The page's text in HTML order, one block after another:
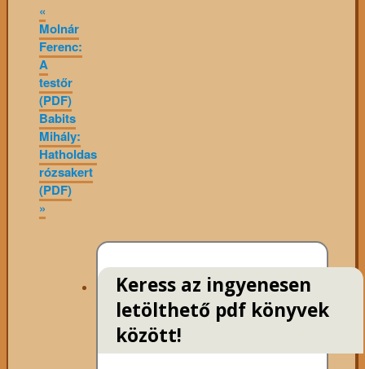
«
Molnár
Ferenc:
A
testőr
(PDF)
Babits
Mihály:
Hatholdas
rózsakert
(PDF)
»
Keress az ingyenesen
letölthető pdf könyvek
között!